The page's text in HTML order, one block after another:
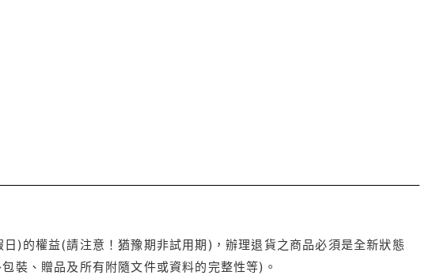
)的權益(請注意！猶豫期非試用期)，辦理退貨之商品必須是全新狀態
裝、贈品及所有附隨文件或資料的完整性等)。